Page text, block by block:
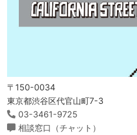
〒150-0034
東京都渋谷区代官山町7-3
03-3461-9725
相談窓口（チャット）